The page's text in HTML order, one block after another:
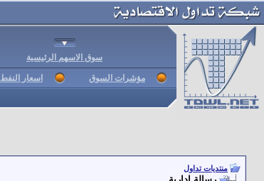
سوق الاسهم الرئيسية
مؤشرات السوق اسعار النفط
منتديات تداول